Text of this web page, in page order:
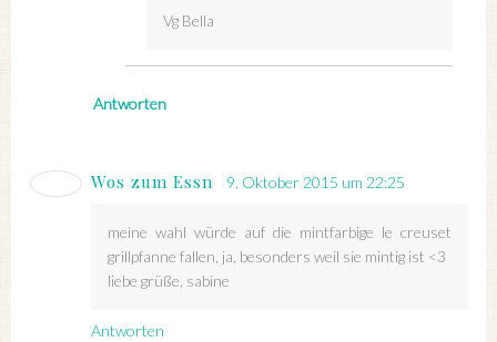
Vg Bella
Antworten
Wos zum Essn 9. Oktober 2015 um 22:25
meine wahl würde auf die mintfarbige le creuset
grillpfanne fallen, ja, besonders weil sie mintig ist <3
liebe grüße, sabine
Antworten